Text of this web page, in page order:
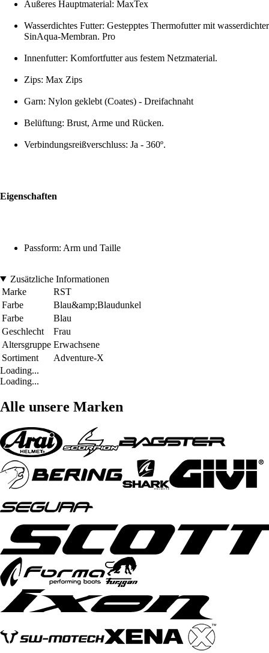
Äußeres Hauptmaterial: MaxTex
Wasserdichtes Futter: Gestepptes Thermofutter mit wasserdichter
SinAqua-Membran. Pro
Innenfutter: Komfortfutter aus festem Netzmaterial.
Zips: Max Zips
Garn: Nylon geklebt (Coates) - Dreifachnaht
Belüftung: Brust, Arme und Rücken.
Verbindungsreißverschluss: Ja - 360º.
Eigenschaften
Passform: Arm und Taille
Zusätzliche Informationen
Marke
RST
Farbe
Blau&amp;Blaudunkel
Farbe
Blau
Geschlecht
Frau
Altersgruppe Erwachsene
Sortiment
Adventure-X
Loading...
Loading...
Alle unsere Marken